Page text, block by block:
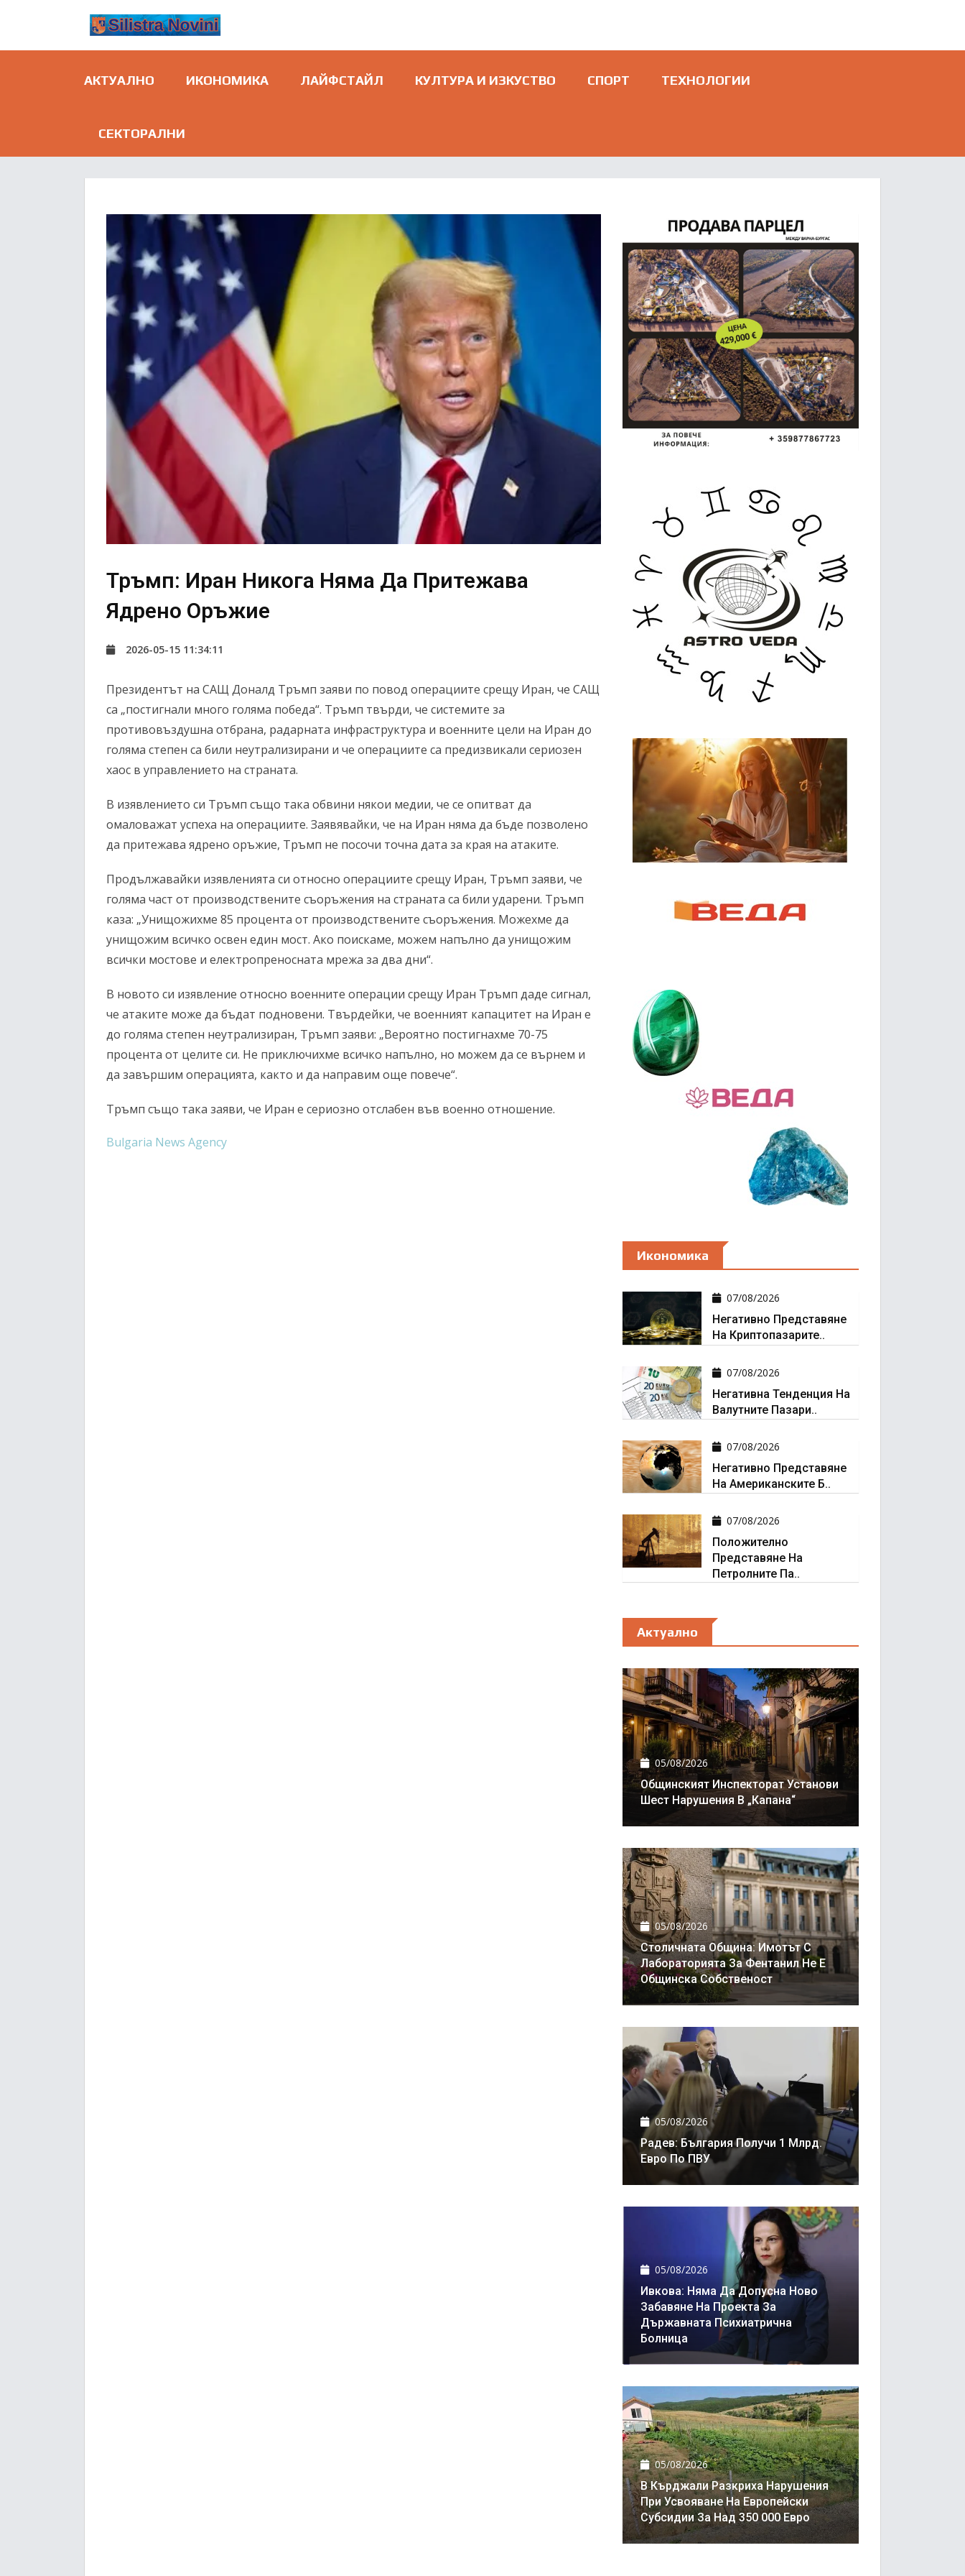
АКТУАЛНО ИКОНОМИКА ЛАЙФСТАЙЛ КУЛТУРА И ИЗКУСТВО СПОРТ ТЕХНОЛОГИИ
СЕКТОРАЛНИ
Тръмп: Иран Никога Няма Да Притежава
Ядрено Оръжие
2026-05-15 11:34:11
Президентът на САЩ Доналд Тръмп заяви по повод операциите срещу Иран, че САЩ
са „постигнали много голяма победа“. Тръмп твърди, че системите за
противовъздушна отбрана, радарната инфраструктура и военните цели на Иран до
голяма степен са били неутрализирани и че операциите са предизвикали сериозен
хаос в управлението на страната.
В изявлението си Тръмп също така обвини някои медии, че се опитват да
омаловажат успеха на операциите. Заявявайки, че на Иран няма да бъде позволено
да притежава ядрено оръжие, Тръмп не посочи точна дата за края на атаките.
Продължавайки изявленията си относно операциите срещу Иран, Тръмп заяви, че
голяма част от производствените съоръжения на страната са били ударени. Тръмп
каза: „Унищожихме 85 процента от производствените съоръжения. Можехме да
унищожим всичко освен един мост. Ако поискаме, можем напълно да унищожим
всички мостове и електропреносната мрежа за два дни“.
В новото си изявление относно военните операции срещу Иран Тръмп даде сигнал,
че атаките може да бъдат подновени. Твърдейки, че военният капацитет на Иран е
до голяма степен неутрализиран, Тръмп заяви: „Вероятно постигнахме 70-75
процента от целите си. Не приключихме всичко напълно, но можем да се върнем и
да завършим операцията, както и да направим още повече“.
Тръмп също така заяви, че Иран е сериозно отслабен във военно отношение.
Bulgaria News Agency
Икономика
07/08/2026
Негативно Представяне
На Криптопазарите..
07/08/2026
Негативна Тенденция На
Валутните Пазари..
07/08/2026
Негативно Представяне
На Американските Б..
07/08/2026
Положително
Представяне На
Петролните Па..
Актуално
05/08/2026
Общинският Инспекторат Установи
Шест Нарушения В „Капана“
05/08/2026
Столичната Община: Имотът С
Лабораторията За Фентанил Не Е
Общинска Собственост
05/08/2026
Радев: България Получи 1 Млрд.
Евро По ПВУ
05/08/2026
Ивкова: Няма Да Допусна Ново
Забавяне На Проекта За
Държавната Психиатрична
Болница
05/08/2026
В Кърджали Разкриха Нарушения
При Усвояване На Европейски
Субсидии За Над 350 000 Евро